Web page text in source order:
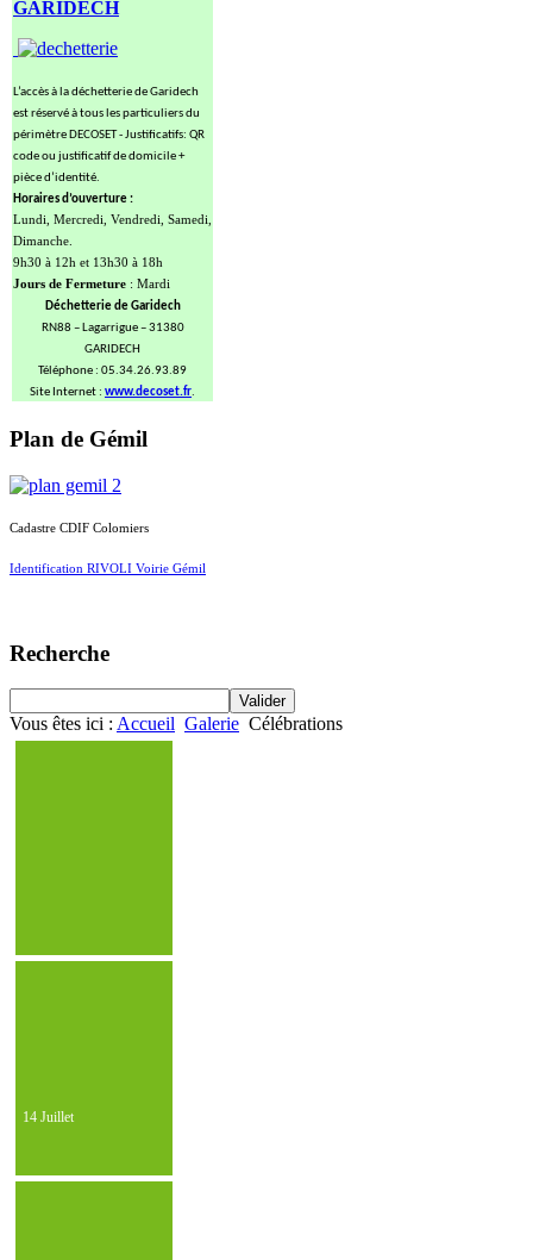
GARIDECH
L’accès à la déchetterie de Garidech
est réservé à tous les particuliers du
périmètre DECOSET - Justificatifs: QR
code ou justificatif de domicile +
pièce d’identité.
Horaires d’ouverture :
Lundi, Mercredi, Vendredi, Samedi,
Dimanche.
9h30 à 12h et 13h30 à 18h
Jours de Fermeture : Mardi
Déchetterie de Garidech
RN88 – Lagarrigue – 31380
GARIDECH
Téléphone : 05.34.26.93.89
Site Internet : www.decoset.fr.
Plan de Gémil
Cadastre CDIF Colomiers
Identification RIVOLI Voirie Gémil
Recherche
Vous êtes ici : Accueil Galerie Célébrations
14 Juillet